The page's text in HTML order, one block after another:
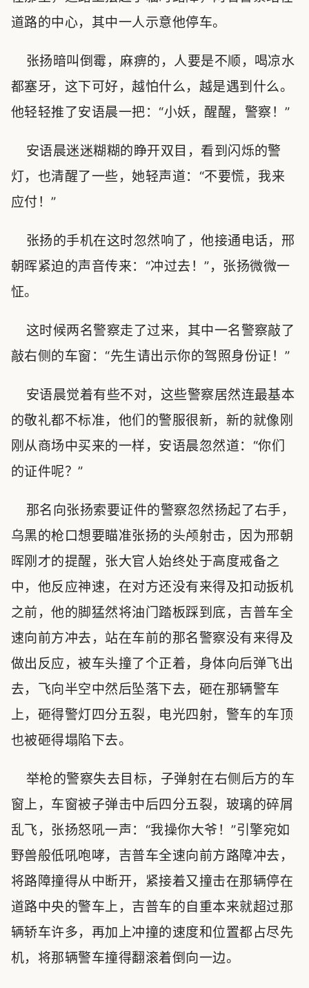
道路的中心，其中一人示意他停车。
张扬暗叫倒霉，麻痹的，人要是不顺，喝凉水
都塞牙，这下可好，越怕什么，越是遇到什么。
他轻轻推了安语晨一把：“小妖，醒醒，警察！”
安语晨迷迷糊糊的睁开双目，看到闪烁的警
灯，也清醒了一些，她轻声道：“不要慌，我来
应付！”
张扬的手机在这时忽然响了，他接通电话，邢
朝晖紧迫的声音传来：“冲过去！”，张扬微微一
怔。
这时候两名警察走了过来，其中一名警察敲了
敲右侧的车窗：“先生请出示你的驾照身份证！”
安语晨觉着有些不对，这些警察居然连最基本
的敬礼都不标准，他们的警服很新，新的就像刚
刚从商场中买来的一样，安语晨忽然道：“你们
的证件呢？”
那名向张扬索要证件的警察忽然扬起了右手，
乌黑的枪口想要瞄准张扬的头颅射击，因为邢朝
晖刚才的提醒，张大官人始终处于高度戒备之
中，他反应神速，在对方还没有来得及扣动扳机
之前，他的脚猛然将油门踏板踩到底，吉普车全
速向前方冲去，站在车前的那名警察没有来得及
做出反应，被车头撞了个正着，身体向后弹飞出
去，飞向半空中然后坠落下去，砸在那辆警车
上，砸得警灯四分五裂，电光四射，警车的车顶
也被砸得塌陷下去。
举枪的警察失去目标，子弹射在右侧后方的车
窗上，车窗被子弹击中后四分五裂，玻璃的碎屑
乱飞，张扬怒吼一声：“我操你大爷！”引擎宛如
野兽般低吼咆哮，吉普车全速向前方路障冲去，
将路障撞得从中断开，紧接着又撞击在那辆停在
道路中央的警车上，吉普车的自重本来就超过那
辆轿车许多，再加上冲撞的速度和位置都占尽先
机，将那辆警车撞得翻滚着倒向一边。